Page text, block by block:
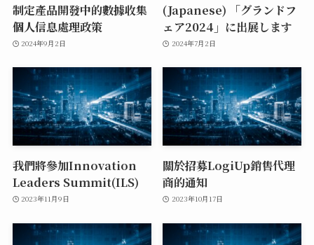
制定產品開發中的數據收集
個人信息處理政策
2024年9月2日
(Japanese) 「グランドフ
ェア2024」に出展します
2024年7月2日
我們將參加Innovation
Leaders Summit(ILS)
2023年11月9日
關於招募LogiUp銷售代理
商的通知
2023年10月17日